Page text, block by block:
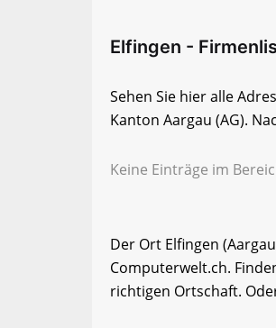
Elfingen -
Sehen Sie hier alle
Kanton Aargau (AG).
Keine Einträge im
Der Ort Elfingen
Computerwelt.ch.
richtigen Ortschaft.